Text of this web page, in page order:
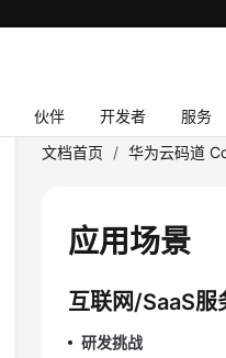
伙伴 开发者 服务
文档首页 / 华为云码道
应用场景
互联网/SaaS服
研发挑战